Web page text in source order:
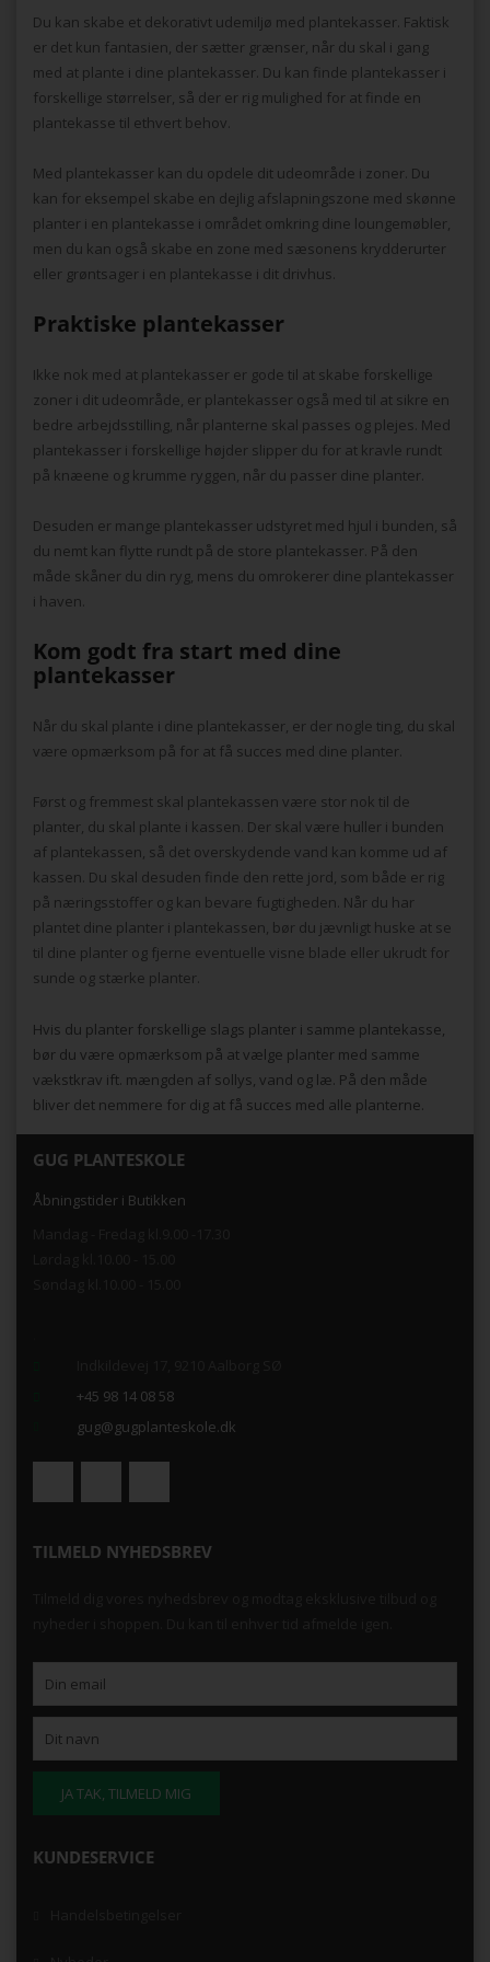
Du kan skabe et dekorativt udemiljø med plantekasser. Faktisk
er det kun fantasien, der sætter grænser, når du skal i gang
med at plante i dine plantekasser. Du kan finde plantekasser i
forskellige størrelser, så der er rig mulighed for at finde en
plantekasse til ethvert behov.
Med plantekasser kan du opdele dit udeområde i zoner. Du
kan for eksempel skabe en dejlig afslapningszone med skønne
planter i en plantekasse i området omkring dine loungemøbler,
men du kan også skabe en zone med sæsonens krydderurter
eller grøntsager i en plantekasse i dit drivhus.
Praktiske plantekasser
Ikke nok med at plantekasser er gode til at skabe forskellige
zoner i dit udeområde, er plantekasser også med til at sikre en
bedre arbejdsstilling, når planterne skal passes og plejes. Med
plantekasser i forskellige højder slipper du for at kravle rundt
på knæene og krumme ryggen, når du passer dine planter.
Desuden er mange plantekasser udstyret med hjul i bunden, så
du nemt kan flytte rundt på de store plantekasser. På den
måde skåner du din ryg, mens du omrokerer dine plantekasser
i haven.
Kom godt fra start med dine
plantekasser
Når du skal plante i dine plantekasser, er der nogle ting, du skal
være opmærksom på for at få succes med dine planter.
Først og fremmest skal plantekassen være stor nok til de
planter, du skal plante i kassen. Der skal være huller i bunden
af plantekassen, så det overskydende vand kan komme ud af
kassen. Du skal desuden finde den rette jord, som både er rig
på næringsstoffer og kan bevare fugtigheden. Når du har
plantet dine planter i plantekassen, bør du jævnligt huske at se
til dine planter og fjerne eventuelle visne blade eller ukrudt for
sunde og stærke planter.
Hvis du planter forskellige slags planter i samme plantekasse,
bør du være opmærksom på at vælge planter med samme
vækstkrav ift. mængden af sollys, vand og læ. På den måde
bliver det nemmere for dig at få succes med alle planterne.
GUG PLANTESKOLE
Åbningstider i Butikken
+45 98 14 08 58
gug@gugplanteskole.dk
TILMELD NYHEDSBREV
KUNDESERVICE